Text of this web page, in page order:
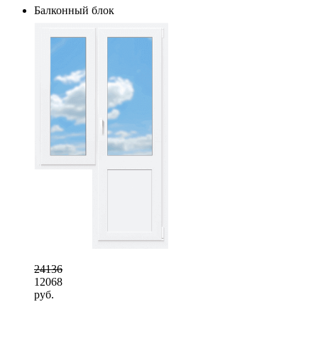
Балконный блок
24136
12068
руб.